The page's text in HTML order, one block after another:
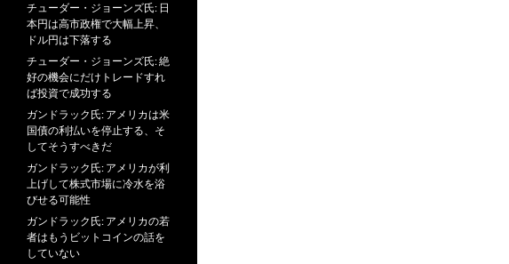
チューダー・ジョーンズ氏: 日
本円は高市政権で大幅上昇、
ドル円は下落する
チューダー・ジョーンズ氏: 絶
好の機会にだけトレードすれ
ば投資で成功する
ガンドラック氏: アメリカは米
国債の利払いを停止する、そ
してそうすべきだ
ガンドラック氏: アメリカが利
上げして株式市場に冷水を浴
びせる可能性
ガンドラック氏: アメリカの若
者はもうビットコインの話を
していない